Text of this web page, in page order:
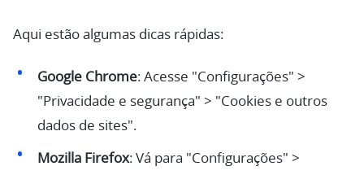
Aqui estão algumas dicas rápidas:
Google Chrome: Acesse "Configurações" >
"Privacidade e segurança" > "Cookies e outros
dados de sites".
Mozilla Firefox: Vá para "Configurações" >